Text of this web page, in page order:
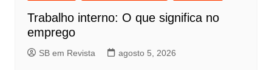
Trabalho interno: O que significa no
emprego
SB em Revista agosto 5, 2026